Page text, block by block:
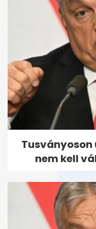
Zsidró
nem kell